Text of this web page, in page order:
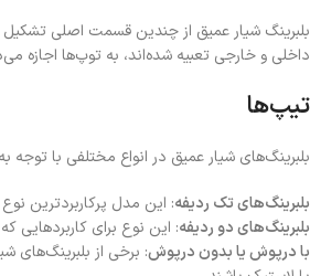
بلبرینگ شیار عمیق از چندین قسمت اصلی
داخلی و خارجی تعبیه شده‌اند، به توپ‌ها اجازه
تیپ‌ها
بلبرینگ‌های شیار عمیق در انواع مختلفی با
بلبرینگ‌های تک ردیفه: این مدل پرکاربردترین
بلبرینگ‌های دو ردیفه: این نوع برای کاربردهایی
با درپوش یا بدون درپوش: برخی از بلبرینگ‌های